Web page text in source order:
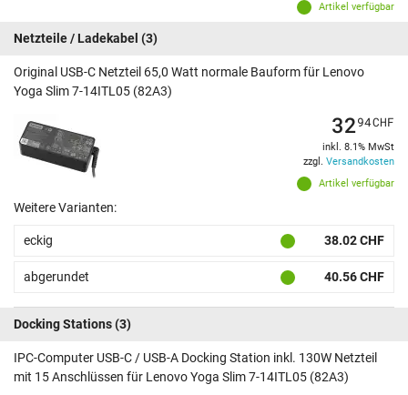
Artikel verfügbar
Netzteile / Ladekabel (3)
Original USB-C Netzteil 65,0 Watt normale Bauform für Lenovo
Yoga Slim 7-14ITL05 (82A3)
Artikel verfügbar
3294CHF
inkl. 8.1% MwSt
zzgl. Versandkosten
Weitere Varianten:
eckig 38.02 CHF
abgerundet 40.56 CHF
Docking Stations(3)
IPC-Computer USB-C / USB-A Docking Station inkl. 130W Netzteil
mit 15 Anschlüssen für Lenovo Yoga Slim 7-14ITL05 (82A3)